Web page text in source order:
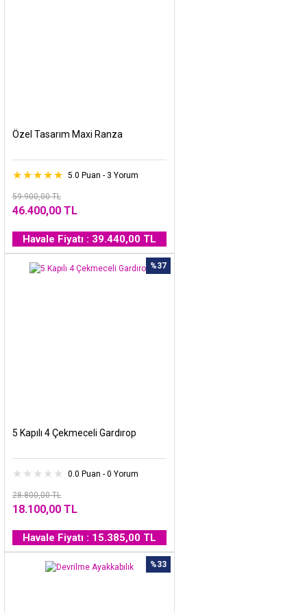
Özel Tasarım Maxi Ranza
5.0 Puan - 3 Yorum
59.900,00 TL
46.400,00 TL
Havale Fiyatı : 39.440,00 TL
%37
5 Kapılı 4 Çekmeceli Gardırop
0.0 Puan - 0 Yorum
28.800,00 TL
18.100,00 TL
Havale Fiyatı : 15.385,00 TL
%33